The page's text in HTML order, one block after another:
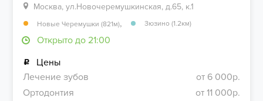
Москва, ул.Новочеремушкинская, д.65, к.1
Новые Черемушки (821м), Зюзино (1.2км)
Открыто до 21:00
Цены
Лечение зубов
от 6 000р.
Ортодонтия
от 11 000р.